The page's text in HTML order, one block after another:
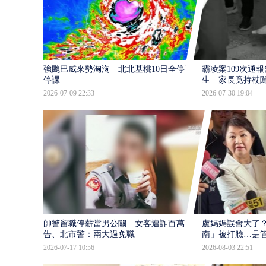
強颱巴威來勢洶洶 北北基桃10日全停班
停課
2026-07-09 22:33
霸凌案109次通
生 家長竟持杖
2026-07-30 19:04
帥警留職停薪當男公關 女客遭詐百萬提
告、北市警：兩大過免職
2026-07-17 10:56
盧媽媽誤會大了
南」被打臉…是
2026-08-03 22:51